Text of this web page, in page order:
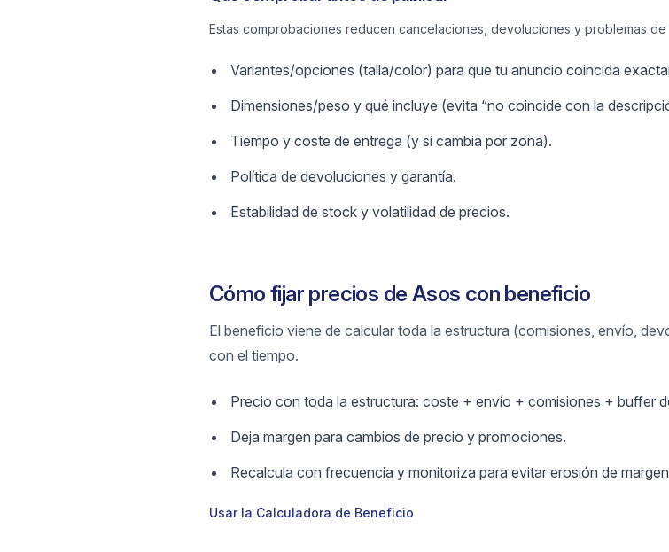
Estas comprobaciones reducen cancelaciones, devoluciones y problemas
Variantes/opciones (talla/color) para que tu anuncio coincida
Dimensiones/peso y qué incluye (evita “no coincide con la
Tiempo y coste de entrega (y si cambia por zona).
Política de devoluciones y garantía.
Estabilidad de stock y volatilidad de precios.
Cómo fijar precios de Asos con beneficio
El beneficio viene de calcular toda la estructura (comisiones, envío,
con el tiempo.
Precio con toda la estructura: coste + envío + comisiones + buffer
Deja margen para cambios de precio y promociones.
Recalcula con frecuencia y monitoriza para evitar erosión de
Usar la Calculadora de Beneficio